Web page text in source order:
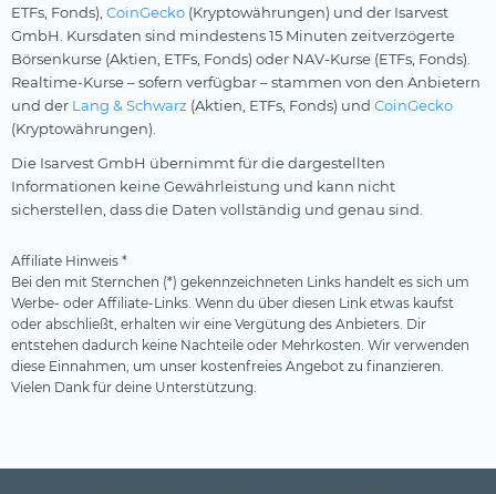
ETFs, Fonds), CoinGecko (Kryptowährungen) und der Isarvest
GmbH. Kursdaten sind mindestens 15 Minuten zeitverzögerte
Börsenkurse (Aktien, ETFs, Fonds) oder NAV-Kurse (ETFs, Fonds).
Realtime-Kurse – sofern verfügbar – stammen von den Anbietern
und der Lang & Schwarz (Aktien, ETFs, Fonds) und CoinGecko
(Kryptowährungen).
Die Isarvest GmbH übernimmt für die dargestellten
Informationen keine Gewährleistung und kann nicht
sicherstellen, dass die Daten vollständig und genau sind.
Affiliate Hinweis *
Bei den mit Sternchen (*) gekennzeichneten Links handelt es sich um
Werbe- oder Affiliate-Links. Wenn du über diesen Link etwas kaufst
oder abschließt, erhalten wir eine Vergütung des Anbieters. Dir
entstehen dadurch keine Nachteile oder Mehrkosten. Wir verwenden
diese Einnahmen, um unser kostenfreies Angebot zu finanzieren.
Vielen Dank für deine Unterstützung.